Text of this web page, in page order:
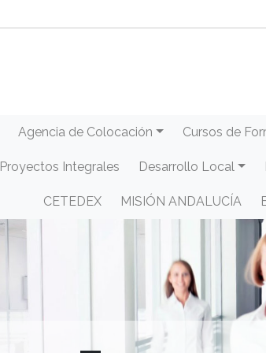
Agencia de Colocación Cursos de
Proyectos Integrales Desarrollo Local
CETEDEX MISIÓN ANDALUCÍA